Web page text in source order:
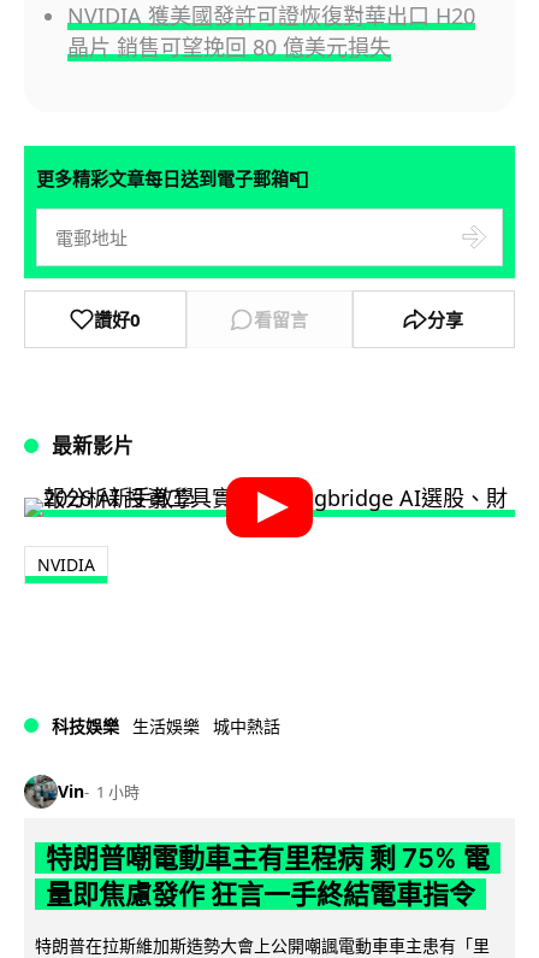
NVIDIA 獲美國發許可證恢復對華出口 H20
晶片 銷售可望挽回 80 億美元損失
更多精彩文章每日送到電子郵箱📮
讚好0 看留言 分享
最新影片
NVIDIA
科技娛樂 生活娛樂 城中熱話
Vin 1 小時
特朗普嘲電動車主有里程病 剩 75% 電
量即焦慮發作 狂言一手終結電車指令
特朗普在拉斯維加斯造勢大會上公開嘲諷電動車車主患有「里